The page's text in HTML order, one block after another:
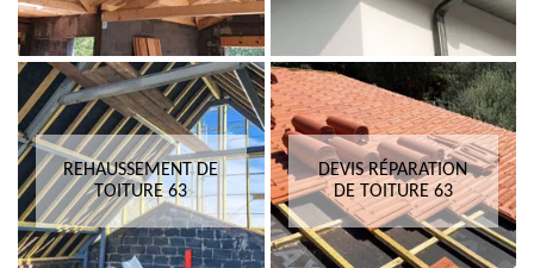
REHAUSSEMENT DE
TOITURE 63
DEVIS RÉPARATION
DE TOITURE 63